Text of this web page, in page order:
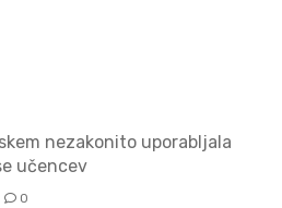
nezakonito uporabljala
učencev
0